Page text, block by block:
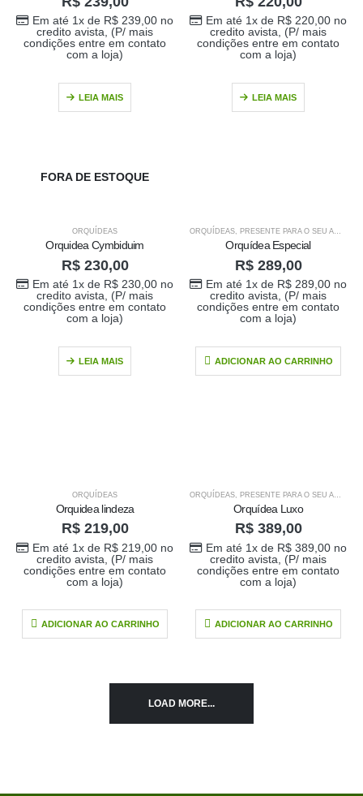
Em até 1x de R$239,00no
credito avista, (P/ mais
condições entre em contato
com a loja)
LEIA MAIS
Em até 1x de R$220,00no
credito avista, (P/ mais
condições entre em contato
com a loja)
LEIA MAIS
FORA DE ESTOQUE
ORQUÍDEAS
Orquidea Cymbiduim
R$230,00
Em até 1x de R$230,00no
credito avista, (P/ mais
condições entre em contato
com a loja)
LEIA MAIS
ORQUÍDEAS PRESENTE PARA O SEU AMOR
Orquídea Especial
R$289,00
Em até 1x de R$289,00no
credito avista, (P/ mais
condições entre em contato
com a loja)
ADICIONAR AO CARRINHO
ORQUÍDEAS
Orquidea lindeza
R$219,00
Em até 1x de R$219,00no
credito avista, (P/ mais
condições entre em contato
com a loja)
ADICIONAR AO CARRINHO
ORQUÍDEAS PRESENTE PARA O SEU AMOR
Orquídea Luxo
R$389,00
Em até 1x de R$389,00no
credito avista, (P/ mais
condições entre em contato
com a loja)
ADICIONAR AO CARRINHO
LOAD MORE...